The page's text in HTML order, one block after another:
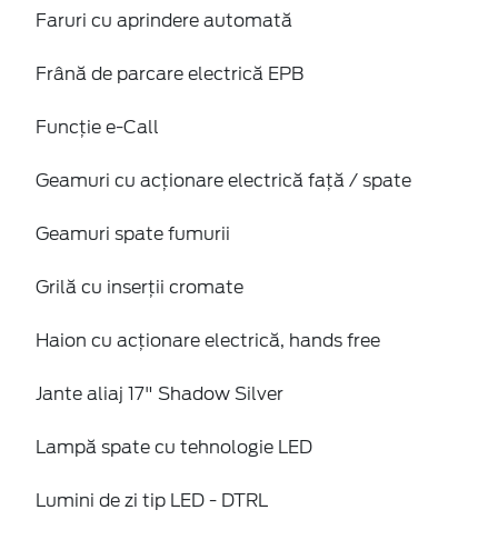
Faruri cu aprindere automată
Frână de parcare electrică EPB
Funcție e-Call
Geamuri cu acţionare electrică faţă / spate
Geamuri spate fumurii
Grilă cu inserţii cromate
Haion cu acţionare electrică, hands free
Jante aliaj 17" Shadow Silver
Lampă spate cu tehnologie LED
Lumini de zi tip LED - DTRL